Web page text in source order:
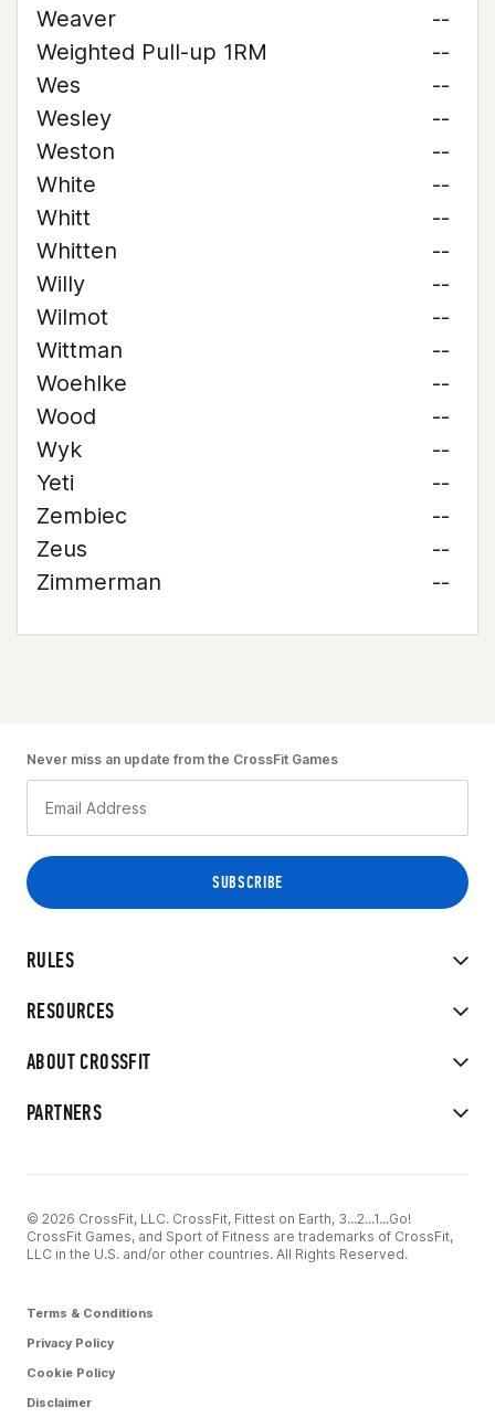
Weaver
--
Weighted Pull-up 1RM
--
Wes
--
Wesley
--
Weston
--
White
--
Whitt
--
Whitten
--
Willy
--
Wilmot
--
Wittman
--
Woehlke
--
Wood
--
Wyk
--
Yeti
--
Zembiec
--
Zeus
--
Zimmerman
--
RULES
RESOURCES
ABOUT CROSSFIT
PARTNERS
Never miss an update from the CrossFit Games
© 2026 CrossFit, LLC. CrossFit, Fittest on Earth, 3...2...1...Go!
CrossFit Games, and Sport of Fitness are trademarks of CrossFit,
LLC in the U.S. and/or other countries. All Rights Reserved.
Terms & Conditions
Privacy Policy
Cookie Policy
Disclaimer